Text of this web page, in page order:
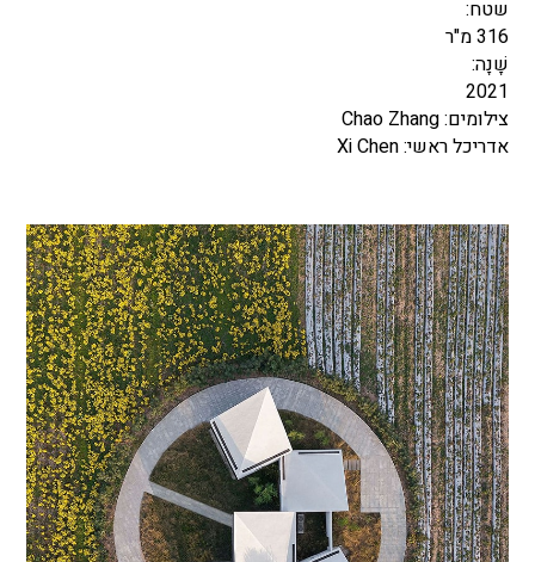
שטח:
316 מ"ר
שָׁנָה:
2021
צילומים: Chao Zhang
אדריכל ראשי: Xi Chen